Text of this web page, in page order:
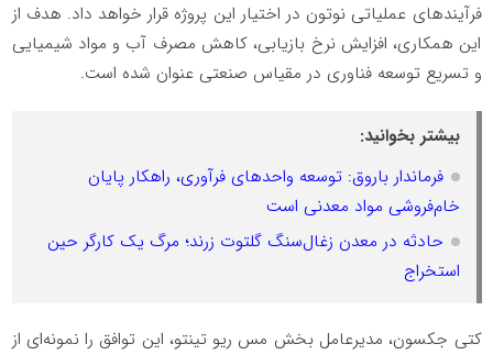
فرآیندهای عملیاتی نوتون در اختیار این پروژه قرار خواهد داد. هدف از
این همکاری، افزایش نرخ بازیابی، کاهش مصرف آب و مواد شیمیایی
و تسریع توسعه فناوری در مقیاس صنعتی عنوان شده است.
بیشتر بخوانید:
فرماندار باروق: توسعه واحدهای فرآوری، راهکار پایان
خام‌فروشی مواد معدنی است
حادثه در معدن زغال‌سنگ گلتوت زرند؛ مرگ یک کارگر حین
استخراج
کتی جکسون، مدیرعامل بخش مس ریو تینتو، این توافق را نمونه‌ای از